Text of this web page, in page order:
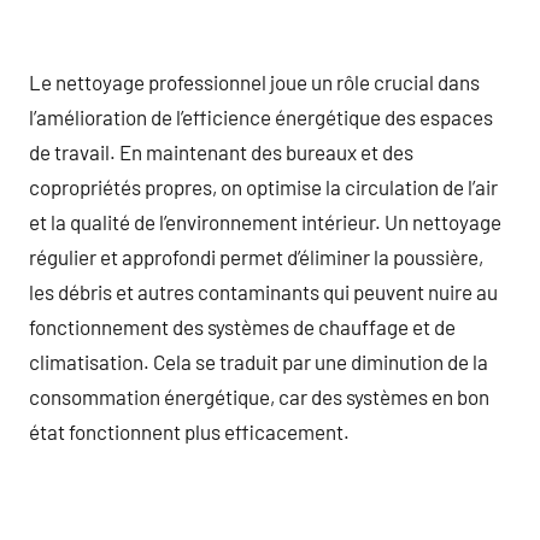
Le nettoyage professionnel joue un rôle crucial dans
l’amélioration de l’efficience énergétique des espaces
de travail. En maintenant des bureaux et des
copropriétés propres, on optimise la circulation de l’air
et la qualité de l’environnement intérieur. Un nettoyage
régulier et approfondi permet d’éliminer la poussière,
les débris et autres contaminants qui peuvent nuire au
fonctionnement des systèmes de chauffage et de
climatisation. Cela se traduit par une diminution de la
consommation énergétique, car des systèmes en bon
état fonctionnent plus efficacement.